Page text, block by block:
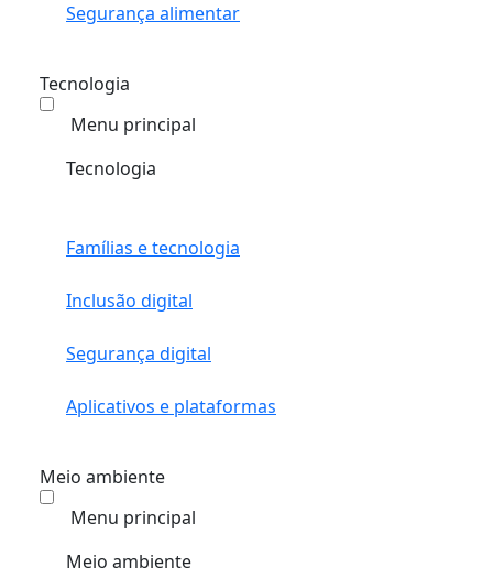
Segurança alimentar
Tecnologia
Menu principal
Tecnologia
Famílias e tecnologia
Inclusão digital
Segurança digital
Aplicativos e plataformas
Meio ambiente
Menu principal
Meio ambiente